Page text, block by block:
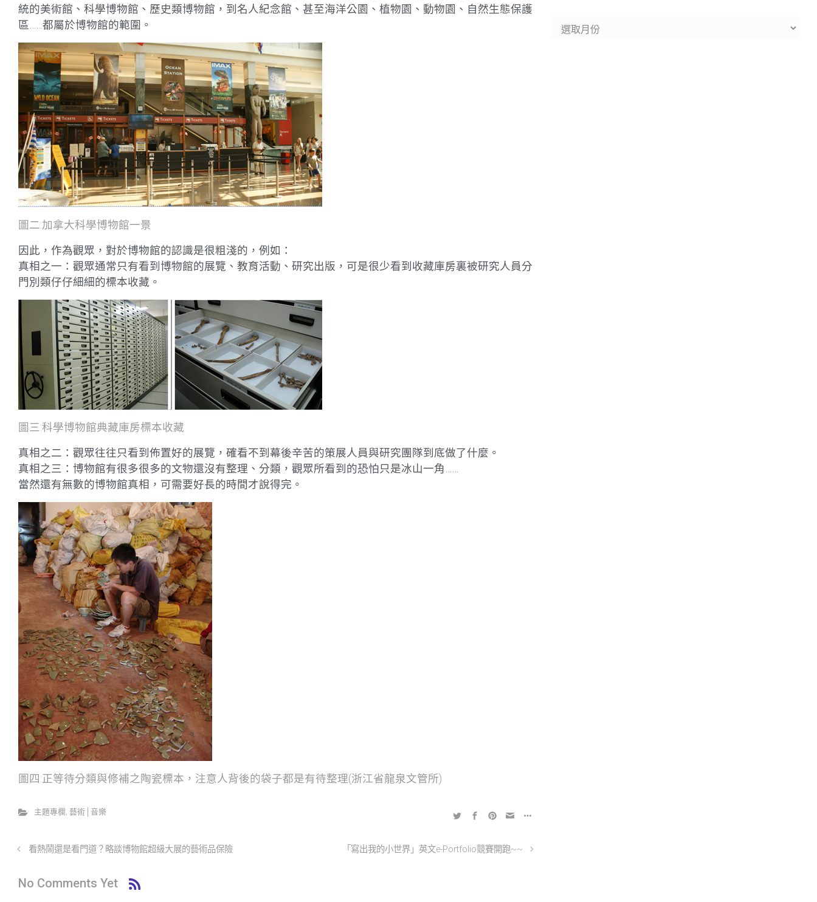
統的美術館、科學博物館、歷史類博物館，到名人紀念館、甚至海洋公園、植物園、動物園、自然生態保護
區……都屬於博物館的範圍。
圖二:加拿大科學博物館一景
因此，作為觀眾，對於博物館的認識是很粗淺的，例如：
真相之一：觀眾通常只有看到博物館的展覽、教育活動、研究出版，可是很少看到收藏庫房裏被研究人員分
門別類仔仔細細的標本收藏。
圖三:科學博物館典藏庫房標本收藏
真相之二：觀眾往往只看到佈置好的展覽，確看不到幕後辛苦的策展人員與研究團隊到底做了什麼。
真相之三：博物館有很多很多的文物還沒有整理、分類，觀眾所看到的恐怕只是冰山一角……
當然還有無數的博物館真相，可需要好長的時間才說得完。
圖四:正等待分類與修補之陶瓷標本，注意人背後的袋子都是有待整理(浙江省龍泉文管所)
主題專欄 , 藝術│音樂
看熱鬧還是看門道？略談博物館超級大展的藝術品保險 「寫出我的小世界」英文e-Portfolio競賽開跑~~
No Comments Yet